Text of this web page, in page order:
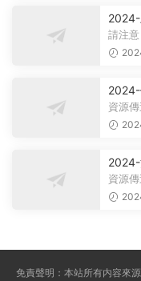
時戰
請注
提示
2024-
時戰
器和
資源傳送門:
于中
2024-
經營
資源傳送門:
面像
免責聲明：本站所有内容來